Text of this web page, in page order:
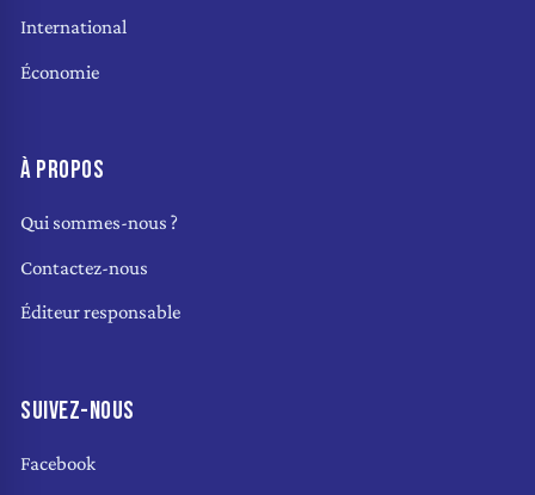
International
Économie
À PROPOS
Qui sommes-nous ?
Contactez-nous
Éditeur responsable
SUIVEZ-NOUS
Facebook